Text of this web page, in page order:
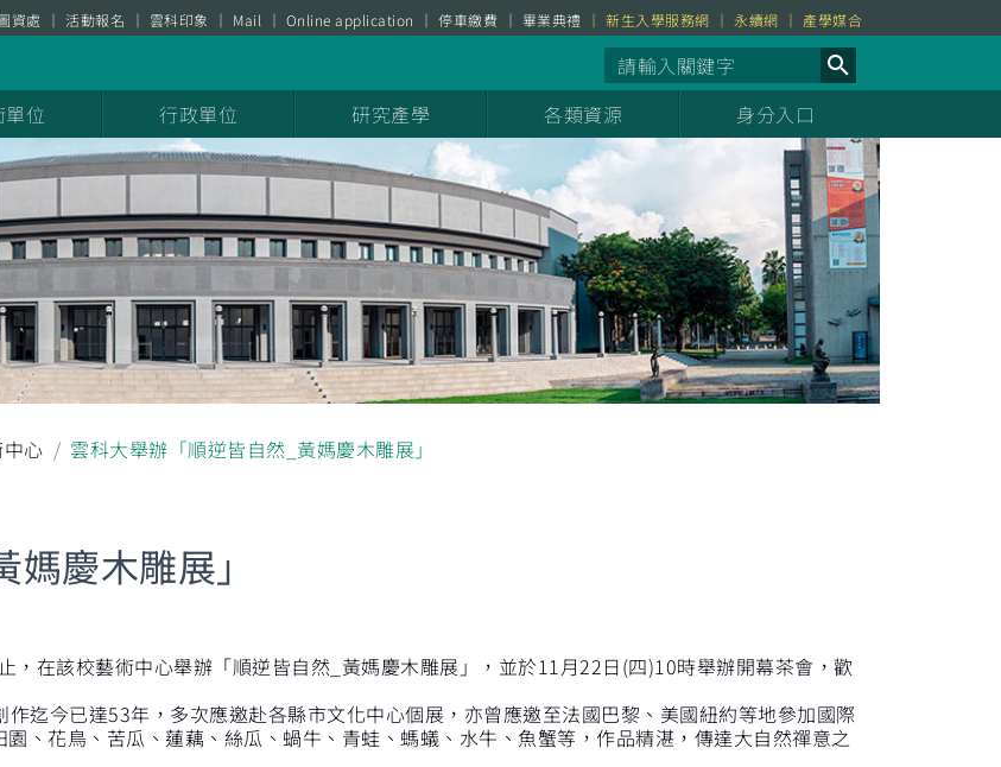
資處 活動報名 雲科印象 Mail Online application 停車繳費 畢業典禮 新生入學服務網 永續網 產學媒合
單位 行政單位 研究產學 各類資源 身分入口
心 雲科大舉辦「順逆皆自然_黃媽慶木雕展」
慶木雕展」
在該校藝術中心舉辦「順逆皆自然_黃媽慶木雕展」，並於11月22日(四)10時舉辦開幕茶會，歡
迄今已達53年，多次應邀赴各縣市文化中心個展，亦曾應邀至法國巴黎、美國紐約等地參加國際
、花鳥、苦瓜、蓮藕、絲瓜、蝸牛、青蛙、螞蟻、水牛、魚蟹等，作品精湛，傳達大自然禪意之